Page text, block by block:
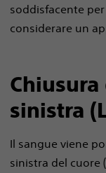
soddisfacente
considerare un
sinistra
Il sangue viene
sinistra del cuore